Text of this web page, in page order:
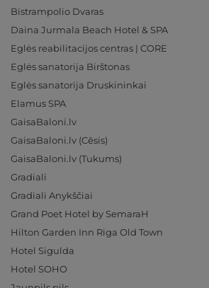
Bistrampolio Dvaras
Daina Jurmala Beach Hotel & SPA
Eglės reabilitacijos centras | CORE
Eglės sanatorija Birštonas
Eglės sanatorija Druskininkai
Elamus SPA
GaisaBaloni.lv
GaisaBaloni.lv (Cēsis)
GaisaBaloni.lv (Tukums)
Gradiali
Gradiali Anykščiai
Grand Poet Hotel by SemaraH
Hilton Garden Inn Riga Old Town
Hotel Sigulda
Hotel SOHO